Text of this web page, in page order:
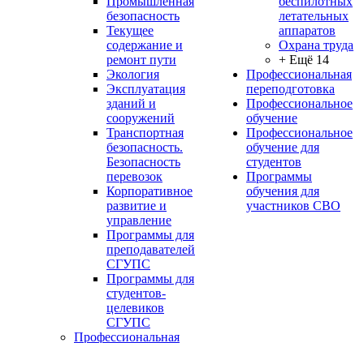
безопасность
Текущее
содержание и
ремонт пути
Экология
Эксплуатация
зданий и
сооружений
Транспортная
безопасность.
Безопасность
перевозок
Корпоративное
развитие и
управление
Программы для
преподавателей
СГУПС
Программы для
студентов-
целевиков
СГУПС
Профессиональная
летательных
аппаратов
Охрана труда
+ Ещё 14
Профессиональная
переподготовка
Профессиональное
обучение
Профессиональное
обучение для
студентов
Программы
обучения для
участников СВО